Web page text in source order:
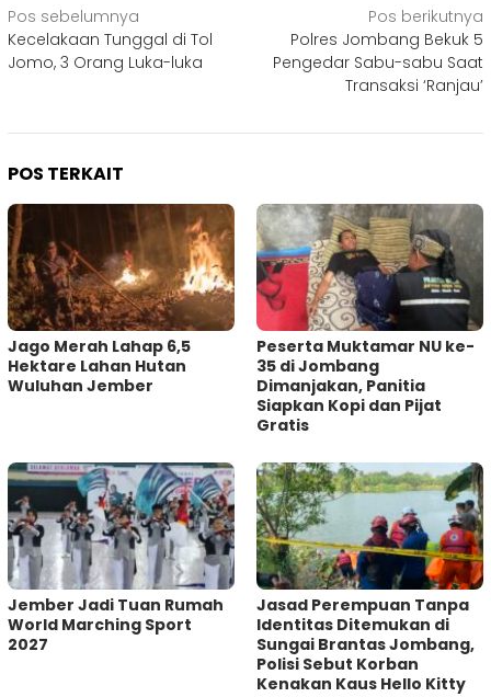
Navigasi
pos
Pos sebelumnya
Kecelakaan Tunggal di Tol
Jomo, 3 Orang Luka-luka
Pos berikutnya
Polres Jombang Bekuk 5
Pengedar Sabu-sabu Saat
Transaksi ‘Ranjau’
POS TERKAIT
Jago Merah Lahap 6,5
Hektare Lahan Hutan
Wuluhan Jember
Peserta Muktamar NU ke-
35 di Jombang
Dimanjakan, Panitia
Siapkan Kopi dan Pijat
Gratis
Jember Jadi Tuan Rumah
World Marching Sport
2027
Jasad Perempuan Tanpa
Identitas Ditemukan di
Sungai Brantas Jombang,
Polisi Sebut Korban
Kenakan Kaus Hello Kitty